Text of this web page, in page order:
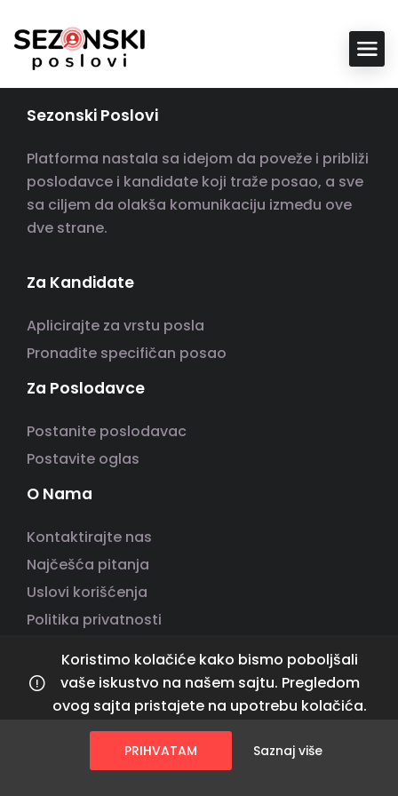
Sezonski Poslovi
Platforma nastala sa idejom da poveže i približi
poslodavce i kandidate koji traže posao, a sve
sa ciljem da olakša komunikaciju između ove
dve strane.
Za Kandidate
Aplicirajte za vrstu posla
Pronađite specifičan posao
Za Poslodavce
Postanite poslodavac
Postavite oglas
O Nama
Kontaktirajte nas
Najčešća pitanja
Uslovi korišćenja
Politika privatnosti
© 2025 | Made with ❤️
Koristimo kolačiće kako bismo poboljšali
vaše iskustvo na našem sajtu. Pregledom
ovog sajta pristajete na upotrebu kolačića.
PRIHVATAM Saznaj više